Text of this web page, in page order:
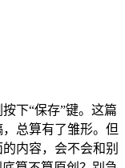
下“保存”键。这篇
总算有了雏形。但
内容，会不会和别